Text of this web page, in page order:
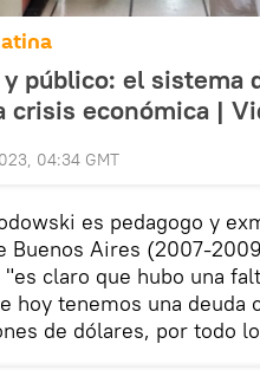
público: el sistema
crisis económica |
04:34 GMT
es pedagogo y
Buenos Aires (2007-
claro que hubo una
hoy tenemos una deuda
de dólares, por todo